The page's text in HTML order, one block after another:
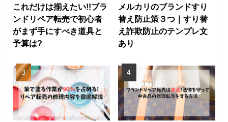
これだけは揃えたい!!ブラ
ンドリペア転売で初心者
がまず手にすべき道具と
予算は?
メルカリのブランドすり
替え防止策３つ｜すり替
え詐欺防止のテンプレ文
あり